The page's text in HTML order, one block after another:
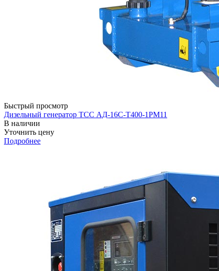
Быстрый просмотр
Дизельный генератор ТСС АД-16С-Т400-1РМ11
В наличии
Уточнить цену
Подробнее